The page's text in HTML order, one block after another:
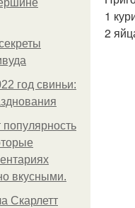
год свиньи:
вкусными.
Скарлетт
1
2